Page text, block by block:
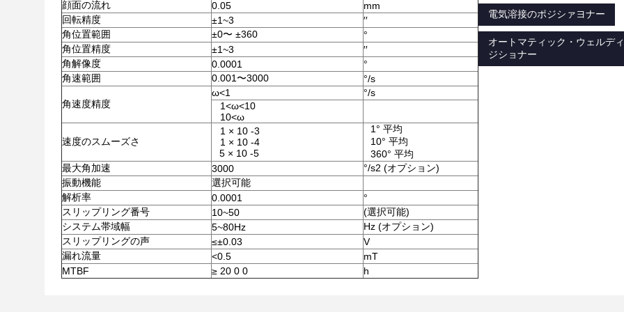
顔面の流れ
0.05
mm
回転精度
±1~3
′′
角位置範囲
±0〜 ±360
°
角位置精度
±1~3
′′
角解像度
0.0001
°
角速範囲
0.001〜3000 °/s
角速度精度
ω<1
°/s
1<ω<10
10<ω
速度のスムーズさ
1 × 10 -3
1 × 10 -4
5 × 10 -5
1° 平均
10° 平均
360° 平均
最大角加速
3000
°/s2 (オプション)
振動機能
選択可能
解析率
0.0001
°
スリップリング番号
10~50
(選択可能)
システム帯域幅
5~80Hz
Hz (オプション)
スリップリングの声
≤±0.03
V
漏れ流量
<0.5
mT
MTBF
≥ 20 0 0 h
電気溶接のポジシァヨナー
オートマティック・ウェルデ
ジショナー